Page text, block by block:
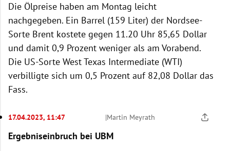
Die Ölpreise haben am Montag leicht
nachgegeben. Ein Barrel (159 Liter) der Nordsee-
Sorte Brent kostete gegen 11.20 Uhr 85,65 Dollar
und damit 0,9 Prozent weniger als am Vorabend.
Die US-Sorte West Texas Intermediate (WTI)
verbilligte sich um 0,5 Prozent auf 82,08 Dollar das
Fass.
17.04.2023, 11:47 |Martin Meyrath
Ergebniseinbruch bei UBM